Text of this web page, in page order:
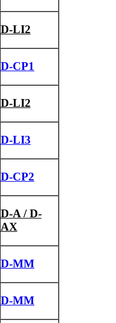
D-LI2
D-CP1
D-LI2
D-LI3
D-CP2
D-A / D-
AX
D-MM
D-MM